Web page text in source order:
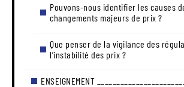
Pouvons-nous identifier les causes
changements majeurs de prix ?
Que penser de la vigilance des
l’instabilité des prix ?
ENSEIGNEMENT